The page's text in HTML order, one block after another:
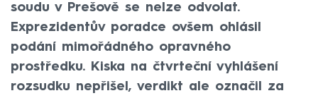
soudu v Prešově se nelze odvolat.
Exprezidentův poradce ovšem ohlásil
podání mimořádného opravného
prostředku. Kiska na čtvrteční vyhlášení
rozsudku nepřišel, verdikt ale označil za